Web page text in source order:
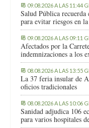
09.08.2026 A LAS 11:44
Salud Pública recuerda
para evitar riesgos en
09.08.2026 A LAS 09:11
Afectados por la
indemnizaciones a los
08.08.2026 A LAS 13:55
La 37 feria insular de
oficios tradicionales
08.08.2026 A LAS 10:06
Sanidad adjudica 106
para varios hospitales